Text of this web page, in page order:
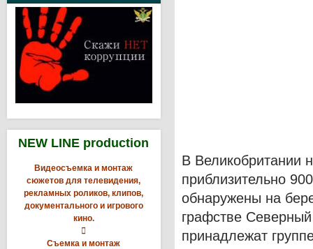
NEW LINE production
Видеосъемка и монтаж
сюжетов для телевидения,
рекламных роликов, клипов,
документального и игрового
кино.

Съемка и монтаж
В Великобритании
приблизительно
обнаружены на
графстве
принадлежат